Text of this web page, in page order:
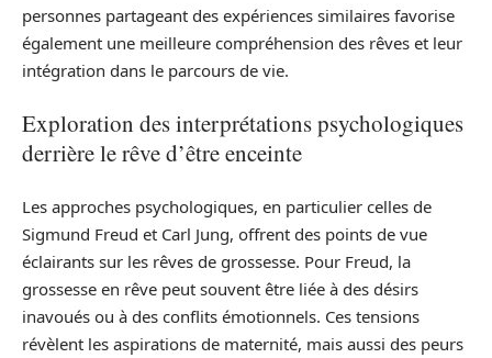
personnes partageant des expériences similaires favorise
également une meilleure compréhension des rêves et leur
intégration dans le parcours de vie.
Exploration des interprétations psychologiques
derrière le rêve d’être enceinte
Les approches psychologiques, en particulier celles de
Sigmund Freud et Carl Jung, offrent des points de vue
éclairants sur les rêves de grossesse. Pour Freud, la
grossesse en rêve peut souvent être liée à des désirs
inavoués ou à des conflits émotionnels. Ces tensions
révèlent les aspirations de maternité, mais aussi des peurs